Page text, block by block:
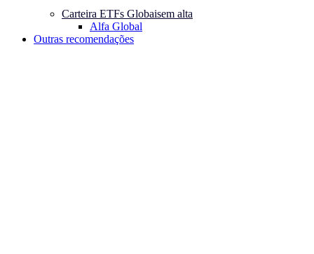
Carteira ETFs Globaisem alta
Alfa Global
Outras recomendações